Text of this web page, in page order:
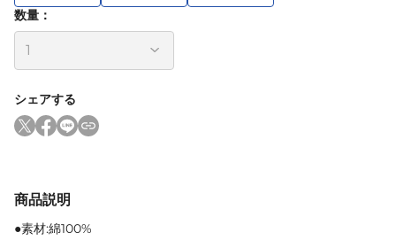
数量：
シェアする
商品説明
●素材:綿100%